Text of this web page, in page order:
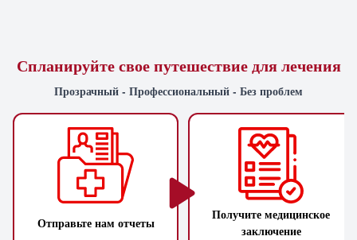
Спланируйте свое путешествие для лечения
Прозрачный - Профессиональный - Без проблем
Отправьте нам отчеты
Получите медицинское
заключение